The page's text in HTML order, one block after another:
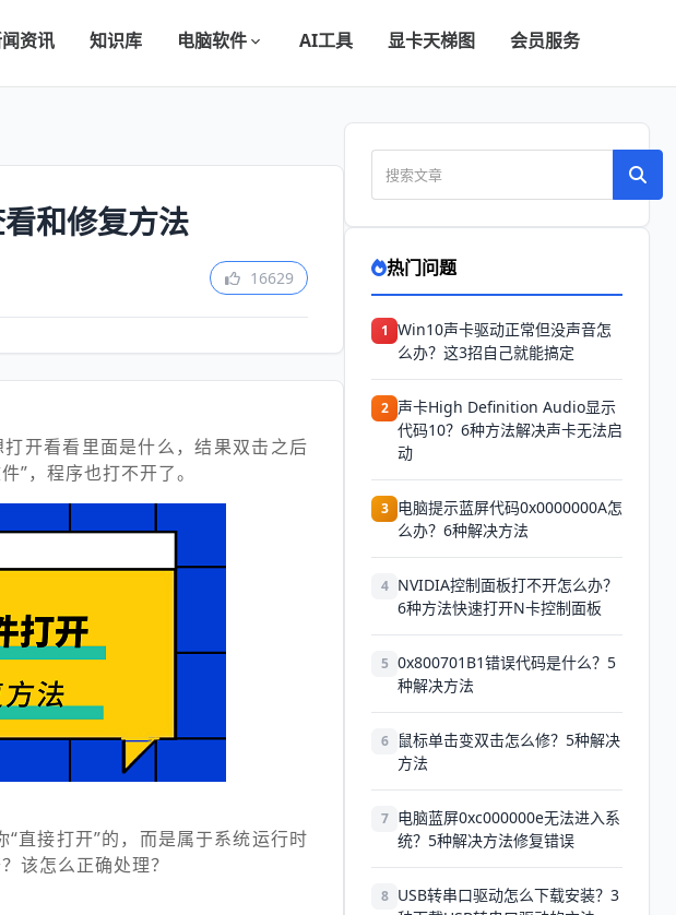
资讯 知识库 电脑软件 AI工具 显卡天梯图 会员服务
和修复方法
16629
开看看里面是什么，结果双击之后
”，程序也打不开了。
直接打开”的，而是属于系统运行时
该怎么正确处理？
热门问题
1 Win10声卡驱动正常但没声音怎
么办？这3招自己就能搞定
2 声卡High Definition Audio显示
代码10？6种方法解决声卡无法启
动
3 电脑提示蓝屏代码0x0000000A怎
么办？6种解决方法
4 NVIDIA控制面板打不开怎么办？
6种方法快速打开N卡控制面板
5 0x800701B1错误代码是什么？5
种解决方法
6
鼠标单击变双击怎么修？5种解决
方法
7 电脑蓝屏0xc000000e无法进入系
统？5种解决方法修复错误
8 USB转串口驱动怎么下载安装？3